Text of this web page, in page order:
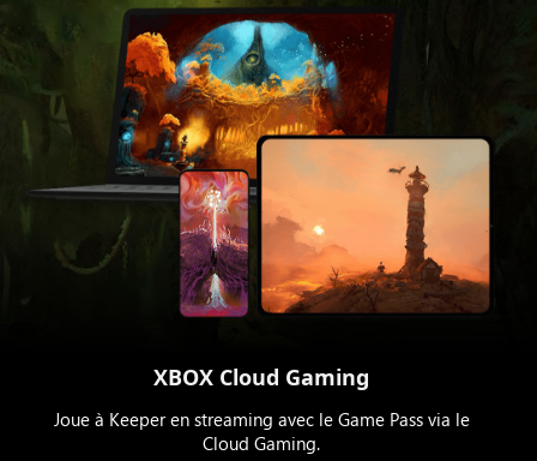
XBOX Cloud Gaming
Joue à Keeper en streaming avec le Game Pass via le
Cloud Gaming.